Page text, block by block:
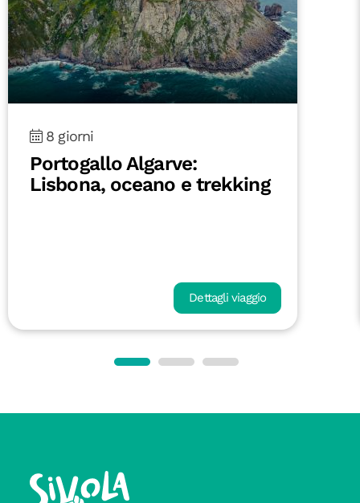
8 giorni
Portogallo Algarve:
Lisbona, oceano e trekking
Dettagli viaggio